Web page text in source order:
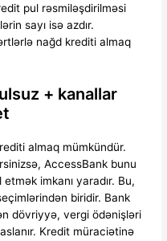
pul rəsmiləşdirilməsi
sayı isə azdır.
nağd krediti almaq
+ kanallar
almaq mümkündür.
AccessBank bunu
imkanı yaradır. Bu,
biridir. Bank
dövriyyə, vergi ödənişləri
Kredit müraciətinə